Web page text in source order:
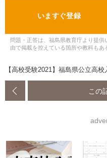
いますぐ登録
問題・正答は、福島県教育庁より提
由で掲載を控えている箇所や教科も
【高校受験2021】福島県公立高
この